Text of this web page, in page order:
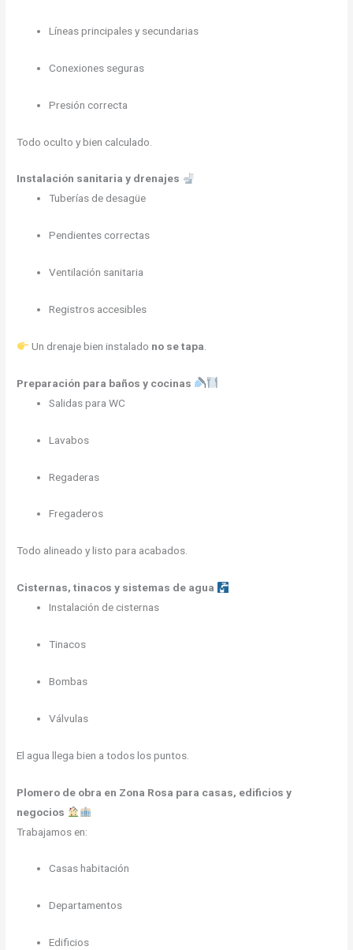
Líneas principales y secundarias
Conexiones seguras
Presión correcta
Todo oculto y bien calculado.
Instalación sanitaria y drenajes
Tuberías de desagüe
Pendientes correctas
Ventilación sanitaria
Registros accesibles
Un drenaje bien instalado no se tapa
Preparación para baños y cocinas
Salidas para WC
Lavabos
Regaderas
Fregaderos
Todo alineado y listo para acabados.
Cisternas, tinacos y sistemas de agua
Instalación de cisternas
Tinacos
Bombas
Válvulas
El agua llega bien a todos los puntos.
Plomero de obra en Zona Rosa para casas, edificios y
negocios
Trabajamos en:
Casas habitación
Departamentos
Edificios